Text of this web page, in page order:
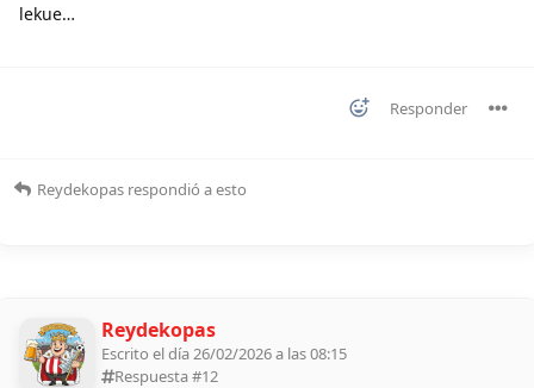
lekue…
Responder
Reydekopas respondió a esto
Reydekopas
Escrito el día 26/02/2026 a las 08:15
Respuesta #12